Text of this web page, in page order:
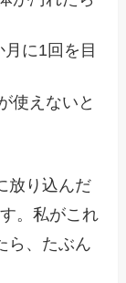
に1回を目
使えないと
放り込んだ
。私がこれ
ら、たぶん